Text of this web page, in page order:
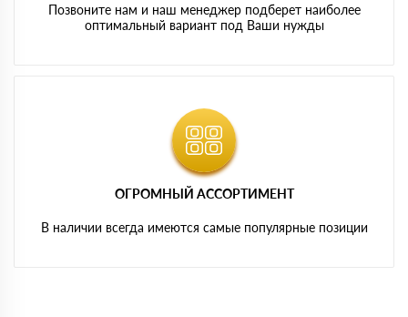
Позвоните нам и наш менеджер подберет наиболее
оптимальный вариант под Ваши нужды
ОГРОМНЫЙ АССОРТИМЕНТ
В наличии всегда имеются самые популярные позиции